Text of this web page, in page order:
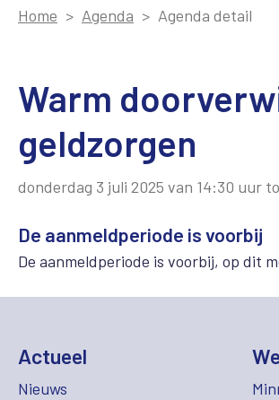
Home Agenda Agenda detail
Warm
geldzorgen
donderdag 3 juli 2025 van 14:30 uur
De aanmeldperiode is voorbij
De aanmeldperiode is voorbij, op dit
Actueel
Nieuws